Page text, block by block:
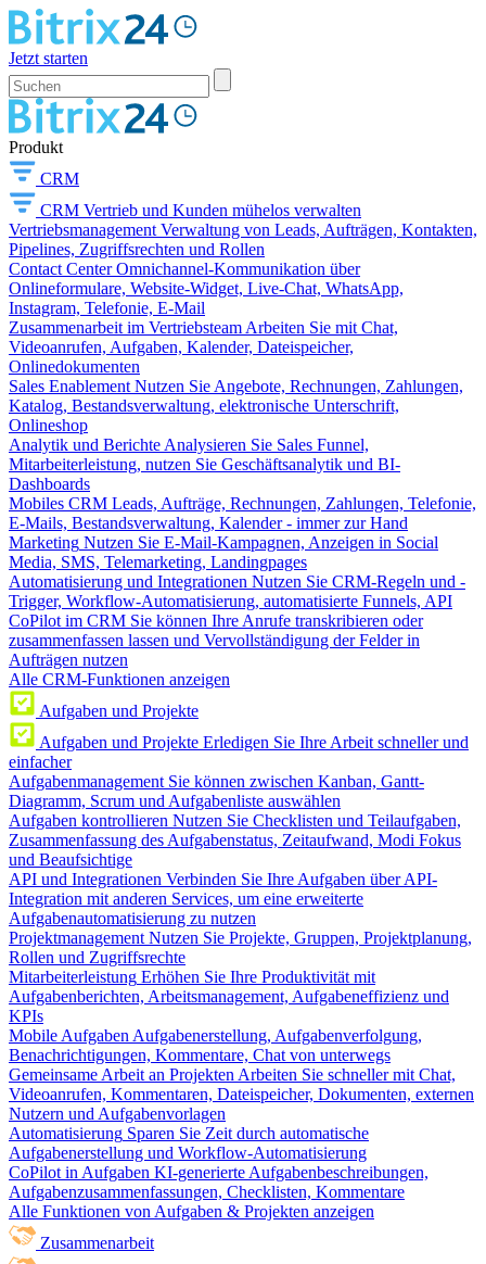
Jetzt starten
Produkt
CRM
CRM Vertrieb und Kunden mühelos verwalten
Vertriebsmanagement Verwaltung von Leads, Aufträgen, Kontakten,
Pipelines, Zugriffsrechten und Rollen
Contact Center Omnichannel-Kommunikation über
Onlineformulare, Website-Widget, Live-Chat, WhatsApp,
Instagram, Telefonie, E-Mail
Zusammenarbeit im Vertriebsteam Arbeiten Sie mit Chat,
Videoanrufen, Aufgaben, Kalender, Dateispeicher,
Onlinedokumenten
Sales Enablement Nutzen Sie Angebote, Rechnungen, Zahlungen,
Katalog, Bestandsverwaltung, elektronische Unterschrift,
Onlineshop
Analytik und Berichte Analysieren Sie Sales Funnel,
Mitarbeiterleistung, nutzen Sie Geschäftsanalytik und BI-
Dashboards
Mobiles CRM Leads, Aufträge, Rechnungen, Zahlungen, Telefonie,
E-Mails, Bestandsverwaltung, Kalender - immer zur Hand
Marketing Nutzen Sie E-Mail-Kampagnen, Anzeigen in Social
Media, SMS, Telemarketing, Landingpages
Automatisierung und Integrationen Nutzen Sie CRM-Regeln und -
Trigger, Workflow-Automatisierung, automatisierte Funnels, API
CoPilot im CRM Sie können Ihre Anrufe transkribieren oder
zusammenfassen lassen und Vervollständigung der Felder in
Aufträgen nutzen
Alle CRM-Funktionen anzeigen
Aufgaben und Projekte
Aufgaben und Projekte Erledigen Sie Ihre Arbeit schneller und
einfacher
Aufgabenmanagement Sie können zwischen Kanban, Gantt-
Diagramm, Scrum und Aufgabenliste auswählen
Aufgaben kontrollieren Nutzen Sie Checklisten und Teilaufgaben,
Zusammenfassung des Aufgabenstatus, Zeitaufwand, Modi Fokus
und Beaufsichtige
API und Integrationen Verbinden Sie Ihre Aufgaben über API-
Integration mit anderen Services, um eine erweiterte
Aufgabenautomatisierung zu nutzen
Projektmanagement Nutzen Sie Projekte, Gruppen, Projektplanung,
Rollen und Zugriffsrechte
Mitarbeiterleistung Erhöhen Sie Ihre Produktivität mit
Aufgabenberichten, Arbeitsmanagement, Aufgabeneffizienz und
KPIs
Mobile Aufgaben Aufgabenerstellung, Aufgabenverfolgung,
Benachrichtigungen, Kommentare, Chat von unterwegs
Gemeinsame Arbeit an Projekten Arbeiten Sie schneller mit Chat,
Videoanrufen, Kommentaren, Dateispeicher, Dokumenten, externen
Nutzern und Aufgabenvorlagen
Automatisierung Sparen Sie Zeit durch automatische
Aufgabenerstellung und Workflow-Automatisierung
CoPilot in Aufgaben KI-generierte Aufgabenbeschreibungen,
Aufgabenzusammenfassungen, Checklisten, Kommentare
Alle Funktionen von Aufgaben & Projekten anzeigen
Zusammenarbeit